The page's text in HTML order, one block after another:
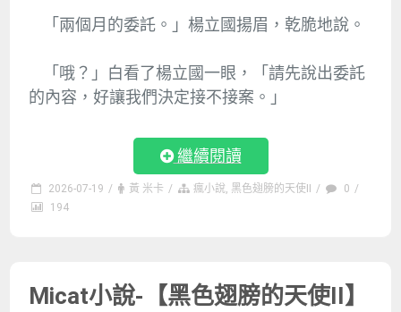
「兩個月的委託。」楊立國揚眉，乾脆地說。
「哦？」白看了楊立國一眼，「請先說出委託
的內容，好讓我們決定接不接案。」
繼續閱讀
2026-07-19 / 黃 米卡 / 瘋小說, 黑色翅膀的天使II / 0 /
194
Micat小說-【黑色翅膀的天使II】